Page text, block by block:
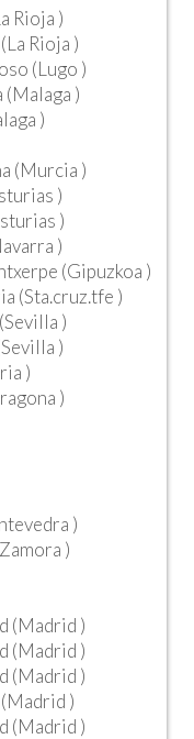
Rioja )
Rioja )
(Lugo )
)
)
(Murcia )
)
)
)
(Gipuzkoa )
(Sta.cruz.tfe )
)
)
)
)
)
)
(Madrid )
(Madrid )
(Madrid )
)
(Madrid )